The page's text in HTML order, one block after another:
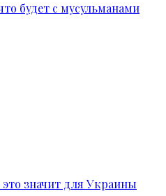
будет с мусульманами
значит для Украины